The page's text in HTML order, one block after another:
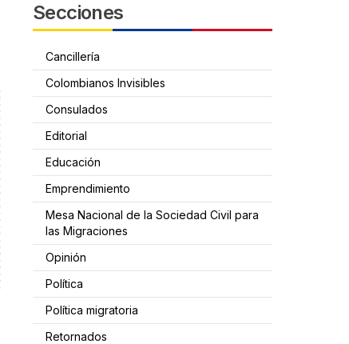
Secciones
Cancillería
Colombianos Invisibles
Consulados
Editorial
Educación
Emprendimiento
Mesa Nacional de la Sociedad Civil para
las Migraciones
Opinión
Política
Política migratoria
Retornados